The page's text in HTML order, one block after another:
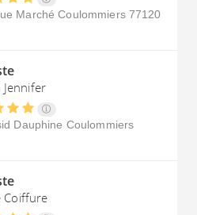
Marché Coulommiers 77120
Jennifer
Dauphine Coulommiers
Coiffure